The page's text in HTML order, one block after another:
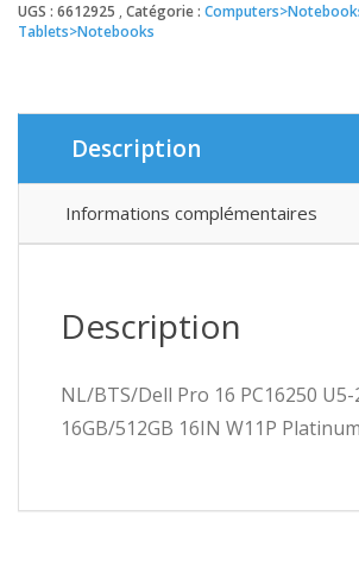
Pro
16
16/512
UGS : 6612925 Catégorie :
Tablets>Notebooks
Description
Informations complémentaires
Description
NL/BTS/Dell Pro 16 PC16250 U5-
16GB/512GB 16IN W11P Platinum